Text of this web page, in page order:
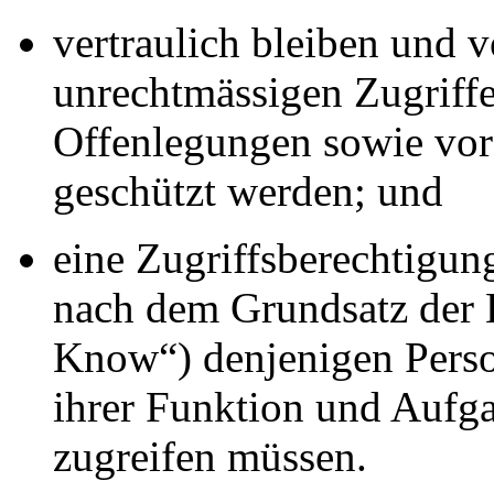
vertraulich bleiben und
unrechtmässigen
Offenlegungen sowie
geschützt werden; und
eine
nach dem Grundsatz
Know“) denjenigen
ihrer Funktion und
zugreifen müssen.